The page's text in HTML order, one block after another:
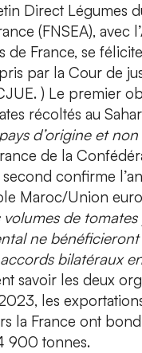
Direct Légumes
(FNSEA), avec
de France, se
par la Cour de
) Le premier
récoltés au
d’origine et
de la
second confirme
Maroc/Union
volumes de
ne bénéficieront
bilatéraux
savoir les deux
les
la France ont
900 tonnes.